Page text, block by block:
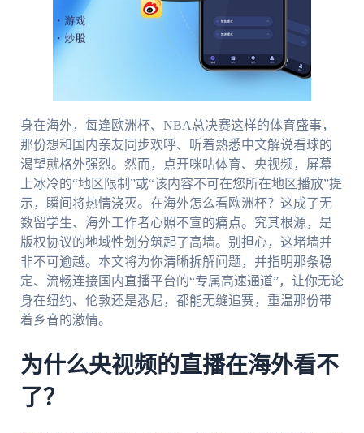
身在海外，每逢欧洲杯、NBA总决赛这样的体育盛事，
那份想和国内亲友同步欢呼、听着熟悉中文解说看球的
渴望就格外强烈。然而，点开咪咕体育、央视频，屏幕
上冰冷的“地区限制”或“该内容不可在您所在地区播放”提
示，瞬间将热情浇灭。在海外怎么看欧洲杯？这成了无
数留学生、海外工作者心照不宣的痛点。究其根源，是
版权协议的地域性划分筑起了高墙。别担心，这堵墙并
非不可逾越。本文将为你清晰拆解问题，并指明那条稳
定、流畅连接国内直播平台的“专属高速通道”，让你无论
身在纽约、伦敦还是悉尼，都能无缝追赛，重温那份带
着乡音的激情。
为什么央视频的直播在海外看不
了？